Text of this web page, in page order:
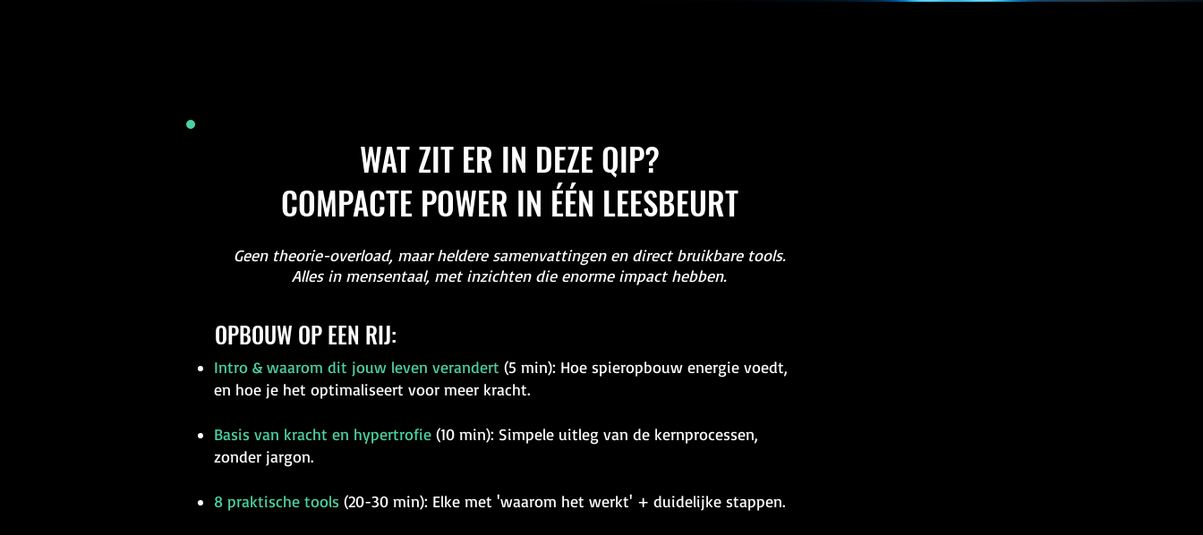
WAT ZIT ER IN DEZE QIP?
COMPACTE POWER IN ÉÉN LEESBEURT
Geen theorie-overload, maar heldere samenvattingen en direct bruikbare tools.
Alles in mensentaal, met inzichten die enorme impact hebben.​
OPBOUW OP EEN RIJ:
Intro & waarom dit jouw leven verandert (5 min): Hoe spieropbouw energie voedt,
en hoe je het optimaliseert voor meer kracht.
Basis van kracht en hypertrofie (10 min): Simpele uitleg van de kernprocessen,
zonder jargon.
8 praktische tools (20-30 min): Elke met 'waarom het werkt' + duidelijke stappen.​